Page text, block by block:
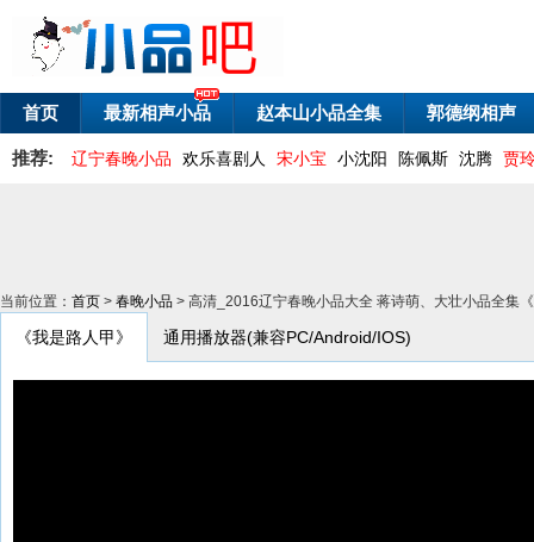
首页 最新相声小品 赵本山小品全集 郭德纲相声
推荐: 辽宁春晚小品 欢乐喜剧人 宋小宝 小沈阳 陈佩斯 沈腾 贾
当前位置： 首页 > 春晚小品 > 高清_2016辽宁春晚小品大全 蒋诗萌、大壮小品全集
《我是路人甲》 通用播放器(兼容PC/Android/IOS)